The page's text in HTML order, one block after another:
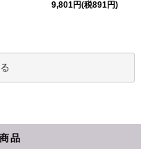
9,801円(税891円)
品